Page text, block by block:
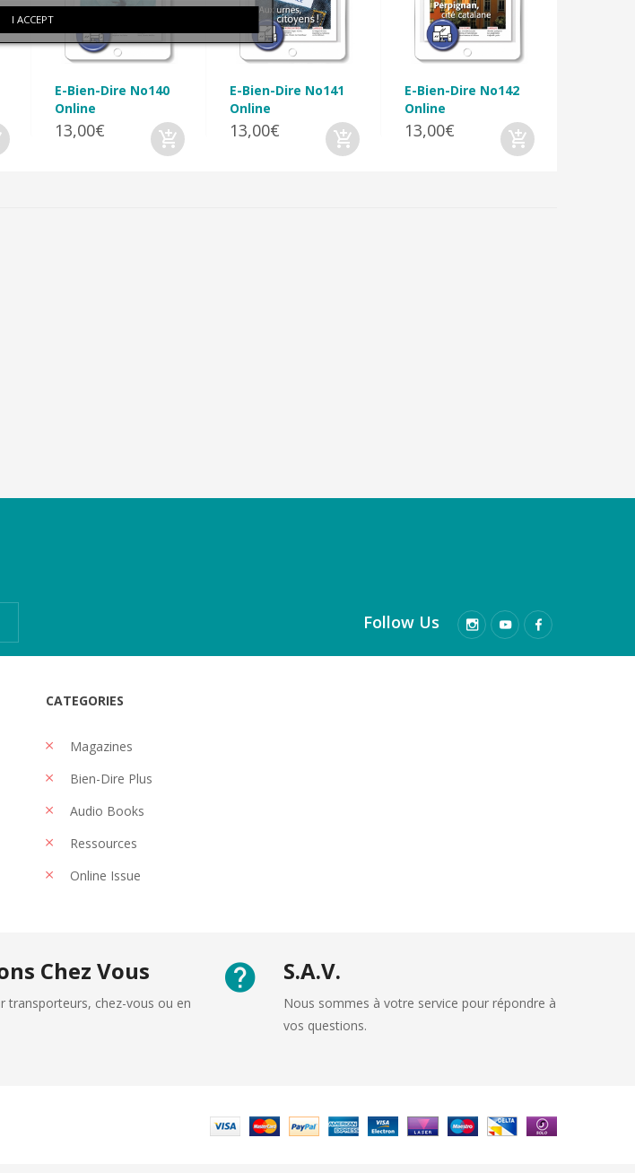
E-Bien-Dire No140
Online
13,00€
E-Bien-Dire No141
Online
13,00€
E-Bien-Dire No142
Online
13,00€
I ACCEPT
Follow Us
CATEGORIES
Magazines
Bien-Dire Plus
Audio Books
Ressources
Online Issue
Chez Vous
transporteurs, chez-vous ou en
S.A.V.
Nous sommes à votre service pour répondre à
vos questions.